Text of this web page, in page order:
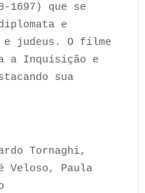
1697) que se
e
e judeus. O filme
a Inquisição e
sua
Tornaghi,
Veloso, Paula